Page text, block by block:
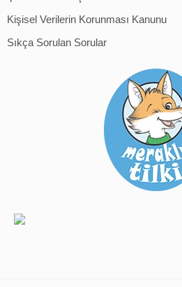
Kişisel Verilerin Korunması Kanunu
Sıkça Sorulan Sorular